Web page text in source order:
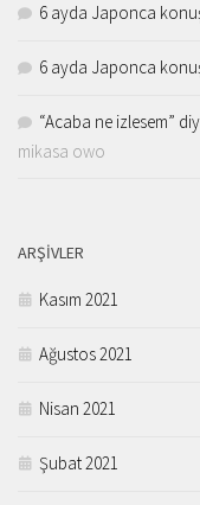
6 ayda Japonca
6 ayda Japonca
“Acaba ne izlesem”
mikasa owo
ARŞIVLER
Kasım 2021
Ağustos 2021
Nisan 2021
Şubat 2021